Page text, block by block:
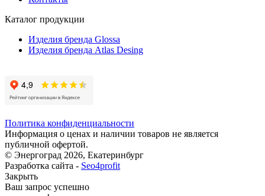
Каталог продукции
Изделия бренда Glossa
Изделия бренда Atlas Desing
Политика конфиденциальности
Информация о ценах и наличии товаров не является
публичной офертой.
© Энергоград 2026, Екатеринбург
Разработка сайта - Seo4profit
Закрыть
Ваш запрос успешно